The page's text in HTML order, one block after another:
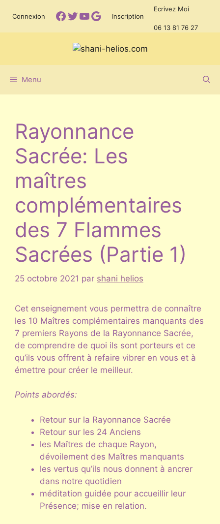
contenu
Connexion Facebook
Twitter
YouTube
Google
Inscription
Ecrivez Moi
06 13 81 76 27
Menu
Rayonnance
Sacrée: Les
maîtres
complémentaires
des 7 Flammes
Sacrées (Partie 1)
25 octobre 2021 par shani helios
Cet enseignement vous permettra de connaître
les 10 Maîtres complémentaires manquants des
7 premiers Rayons de la Rayonnance Sacrée,
de comprendre de quoi ils sont porteurs et ce
qu’ils vous offrent à refaire vibrer en vous et à
émettre pour créer le meilleur.
Points abordés:
Retour sur la Rayonnance Sacrée
Retour sur les 24 Anciens
les Maîtres de chaque Rayon,
dévoilement des Maîtres manquants
les vertus qu’ils nous donnent à ancrer
dans notre quotidien
méditation guidée pour accueillir leur
Présence; mise en relation.